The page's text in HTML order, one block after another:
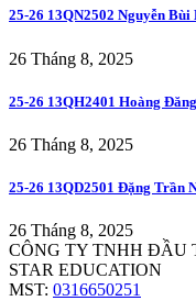
25-26 13QN2502 Nguyễn
26 Tháng 8, 2025
25-26 13QH2401 Hoàng
26 Tháng 8, 2025
25-26 13QD2501 Đặng Trần
26 Tháng 8, 2025
CÔNG TY TNHH ĐẦU
STAR EDUCATION
MST: 0316650251